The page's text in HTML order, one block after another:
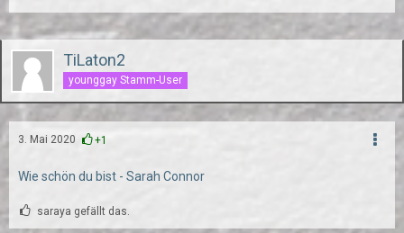
TiLaton2
younggay Stamm-User
3. Mai 2020 +1
Wie schön du bist - Sarah Connor
saraya gefällt das.